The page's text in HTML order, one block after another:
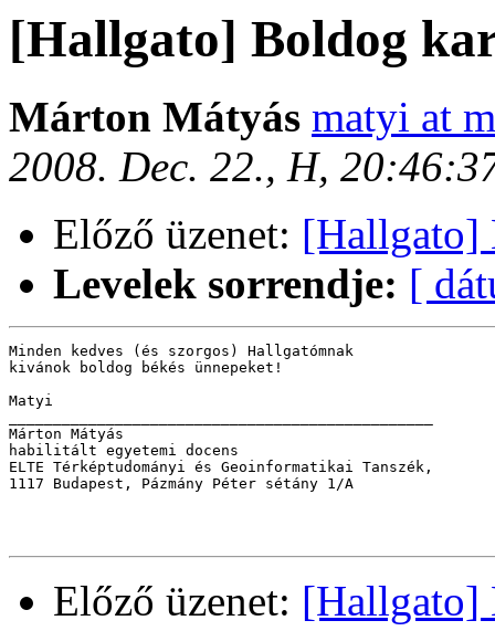
[Hallgato] Boldog
Márton Mátyás matyi at
2008. Dec. 22., H,
Előző üzenet: [Hallgato]
Levelek sorrendje: [
Minden kedves (és szorgos) Hallgatómnak
kivánok boldog békés ünnepeket!
Matyi
Márton Mátyás
habilitált egyetemi docens
ELTE Térképtudományi és Geoinformatikai Tanszék,
1117 Budapest, Pázmány Péter sétány 1/A
Előző üzenet: [Hallgato]